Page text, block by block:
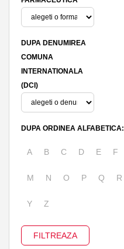
DUPA DENUMIREA
COMUNA
INTERNATIONALA
(DCI)
DUPA ORDINEA ALFABETICA:
A B C D E F
M N O P Q R
Y Z